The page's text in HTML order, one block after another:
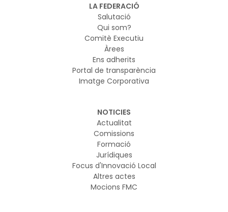
LA FEDERACIÓ
Salutació
Qui som?
Comitè Executiu
Àrees
Ens adherits
Portal de transparència
Imatge Corporativa
NOTICIES
Actualitat
Comissions
Formació
Jurídiques
Focus d'Innovació Local
Altres actes
Mocions FMC